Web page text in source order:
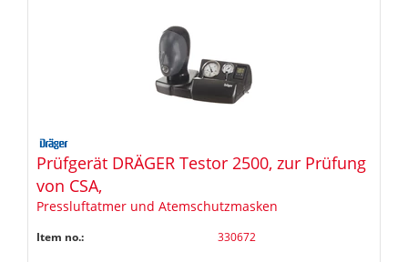
Prüfgerät DRÄGER Testor 2500, zur Prüfung
von CSA,
Pressluftatmer und Atemschutzmasken
Item no.: 330672